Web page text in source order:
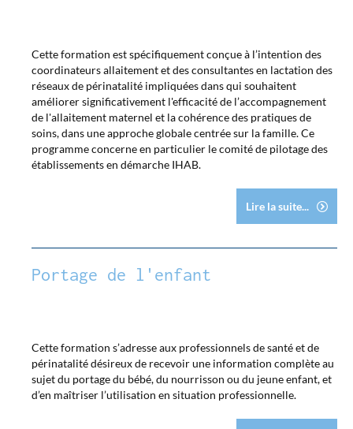
Cette formation est spécifiquement conçue à l’intention des
coordinateurs allaitement et des consultantes en lactation des
réseaux de périnatalité impliquées dans qui souhaitent
améliorer significativement l'efficacité de l’accompagnement
de l'allaitement maternel et la cohérence des pratiques de
soins, dans une approche globale centrée sur la famille. Ce
programme concerne en particulier le comité de pilotage des
établissements en démarche IHAB.
Lire la suite...
Portage de l'enfant
Cette formation s’adresse aux professionnels de santé et de
périnatalité désireux de recevoir une information complète au
sujet du portage du bébé, du nourrisson ou du jeune enfant, et
d’en maîtriser l’utilisation en situation professionnelle.